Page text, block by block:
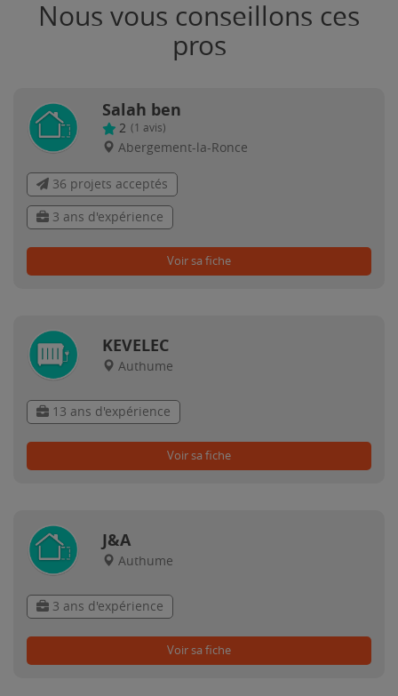
Nous vous conseillons ces
pros
Salah ben
2 (1 avis)
Abergement-la-Ronce
36 projets acceptés
3 ans d'expérience
Voir sa fiche
KEVELEC
Authume
13 ans d'expérience
Voir sa fiche
J&A
Authume
3 ans d'expérience
Voir sa fiche